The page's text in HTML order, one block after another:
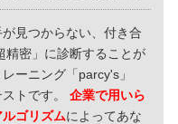
見つからない、付き合
精密」に診断することが
ーニング「parcy's」
ストです。企業で用いら
ゴリズムによってあな